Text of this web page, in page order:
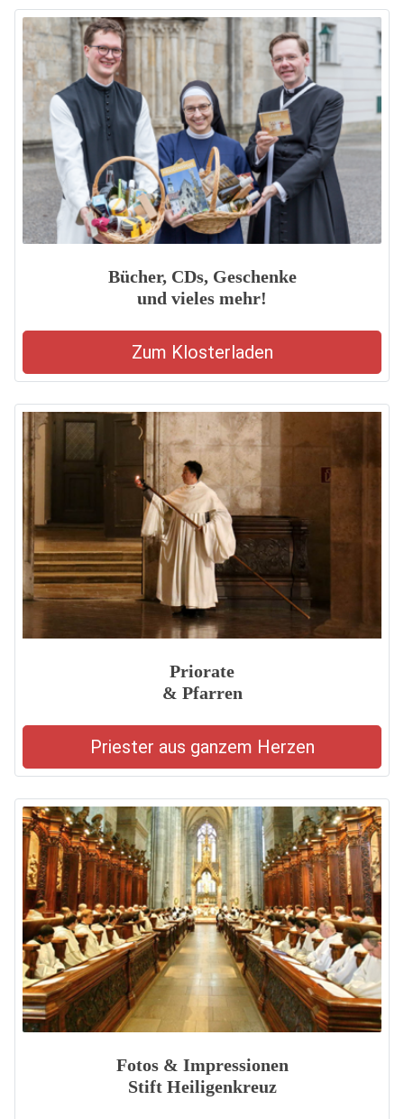
Bücher, CDs, Geschenke
und vieles mehr!
Zum Klosterladen
Priorate
& Pfarren
Priester aus ganzem Herzen
Fotos & Impressionen
Stift Heiligenkreuz